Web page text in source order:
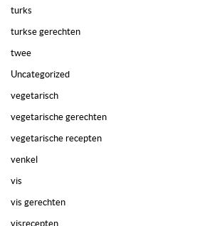
turks
turkse gerechten
twee
Uncategorized
vegetarisch
vegetarische gerechten
vegetarische recepten
venkel
vis
vis gerechten
visrecepten